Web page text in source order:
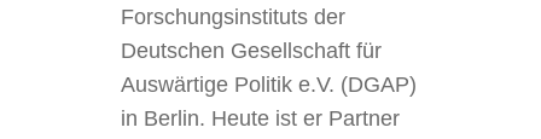
Forschungsinstituts der
Deutschen Gesellschaft für
Auswärtige Politik e.V. (DGAP)
in Berlin. Heute ist er Partner